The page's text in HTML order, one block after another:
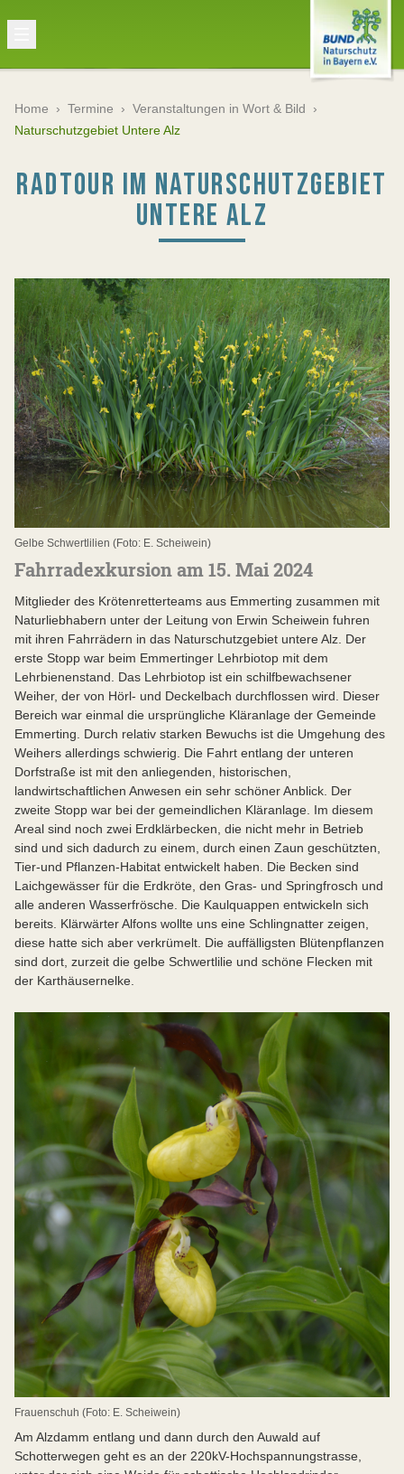
Home › Termine › Veranstaltungen in Wort & Bild ›
Naturschutzgebiet Untere Alz
RADTOUR IM NATURSCHUTZGEBIET
UNTERE ALZ
Gelbe Schwertlilien (Foto: E. Scheiwein)
Fahrradexkursion am 15. Mai 2024
Mitglieder des Krötenretterteams aus Emmerting zusammen mit
Naturliebhabern unter der Leitung von Erwin Scheiwein fuhren
mit ihren Fahrrädern in das Naturschutzgebiet untere Alz. Der
erste Stopp war beim Emmertinger Lehrbiotop mit dem
Lehrbienenstand. Das Lehrbiotop ist ein schilfbewachsener
Weiher, der von Hörl- und Deckelbach durchflossen wird. Dieser
Bereich war einmal die ursprüngliche Kläranlage der Gemeinde
Emmerting. Durch relativ starken Bewuchs ist die Umgehung des
Weihers allerdings schwierig. Die Fahrt entlang der unteren
Dorfstraße ist mit den anliegenden, historischen,
landwirtschaftlichen Anwesen ein sehr schöner Anblick. Der
zweite Stopp war bei der gemeindlichen Kläranlage. Im diesem
Areal sind noch zwei Erdklärbecken, die nicht mehr in Betrieb
sind und sich dadurch zu einem, durch einen Zaun geschützten,
Tier-und Pflanzen-Habitat entwickelt haben. Die Becken sind
Laichgewässer für die Erdkröte, den Gras- und Springfrosch und
alle anderen Wasserfrösche. Die Kaulquappen entwickeln sich
bereits. Klärwärter Alfons wollte uns eine Schlingnatter zeigen,
diese hatte sich aber verkrümelt. Die auffälligsten Blütenpflanzen
sind dort, zurzeit die gelbe Schwertlilie und schöne Flecken mit
der Karthäusernelke.
Frauenschuh (Foto: E. Scheiwein)
Am Alzdamm entlang und dann durch den Auwald auf
Schotterwegen geht es an der 220kV-Hochspannungstrasse,